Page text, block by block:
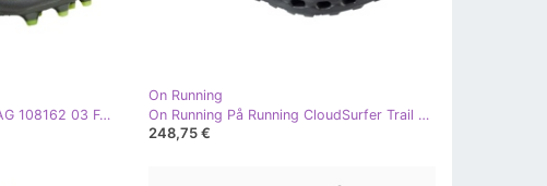
Puma Ultra 5 Match+ FG/AG 108162 03 Fotbollsskor grå
On Running
On Running På Running CloudSurfer Trail 3Me10110264 DK.Grey grå
248,75 €